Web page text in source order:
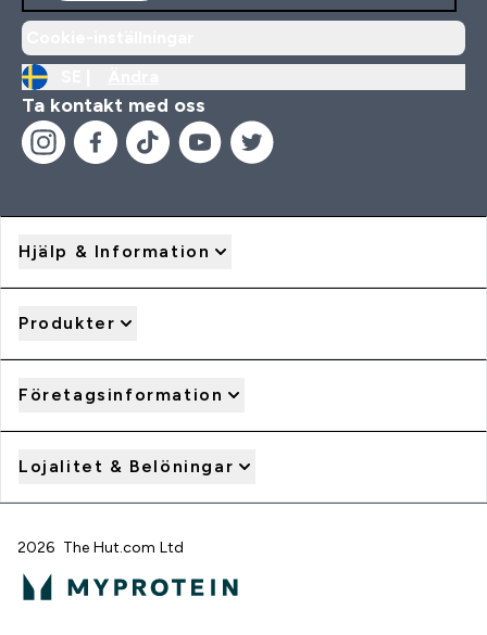
Ta kontakt med oss
Hjälp & Information
Produkter
Företagsinformation
Lojalitet & Belöningar
2026 The Hut.com Ltd